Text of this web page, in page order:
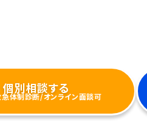
個別相談する
体制診断/オンライン面談可